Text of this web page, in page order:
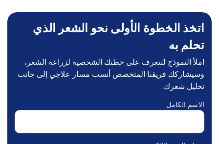
اتخذ الخطوة الأولى نحو الشعر الذي
تحلم به
املأ النموذج لتتعرف على خطتك الشخصية لزراعة الشعر،
وسيشاركك فريقنا المتخصص أنسب مسار علاجي إلى جانب
تحليل شعرك.
الاسم الكامل